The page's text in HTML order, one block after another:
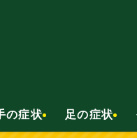
の症状 足の症状